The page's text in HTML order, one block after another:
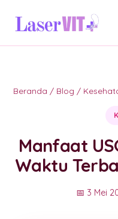
Beranda / Blog /
Manfaat
Waktu
📅 3 Mei